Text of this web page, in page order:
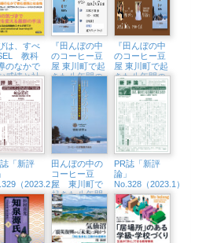
は、すべ
教科
のなかで
感情と社
『田んぼの中
のコーヒー豆
屋 東川町で起
きた八年間の
奇跡』刊行記
念トークイベ
ント （2/17
㈮、紀伊國屋
書店新宿本
店）
『田んぼの中
のコーヒー豆
屋 東川町で起
きた八年間の
奇跡』刊行記
念トークイベ
ント （2/16
㈭、オンライ
ン＋誠品生活
日本橋）
「新評
（2023.2）
田んぼの中の
コーヒー豆
屋 東川町で
起きた八年間
の奇跡
PR誌「新評
論」
No.328（2023.1）